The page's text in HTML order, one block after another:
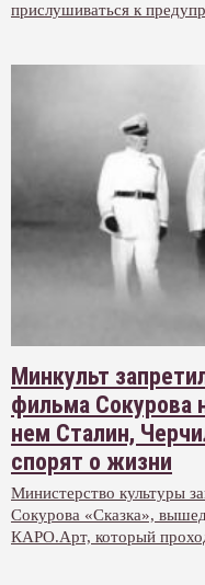
прислушиваться к
Минкульт
фильма Сокурова
нем Сталин,
спорят о жизни
Министерство культуры
Сокурова «Сказка»,
КАРО.Арт, который